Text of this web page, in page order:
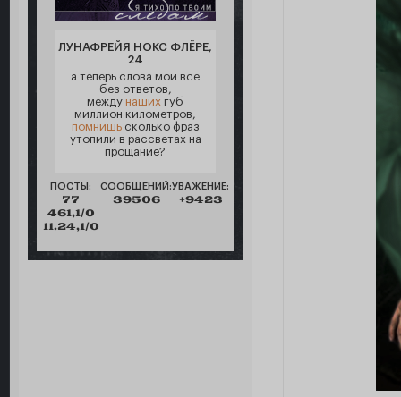
ЛУНАФРЕЙЯ НОКС ФЛЁРЕ,
24
а теперь слова мои все
без ответов,
между наших губ
миллион километров,
помнишьсколько фраз
утопили в рассветах на
прощание?
ПОСТЫ:
77
461,1/0
11.24,1/0
СООБЩЕНИЙ:
39506
УВАЖЕНИЕ:
+9423